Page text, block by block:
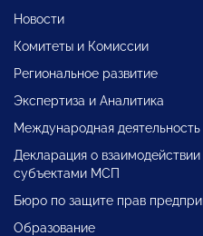
Новости
Комитеты и Комиссии
Региональное развитие
Экспертиза и Аналитика
Международная деятельность
Декларация о
субъектами МСП
Бюро по защите прав
Образование